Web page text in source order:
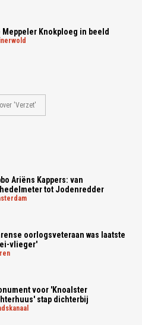
Meppeler Knokploeg in beeld
'Verzet'
Ariëns Kappers: van
tot Jodenredder
oorlogsveteraan was laatste
vlieger'
voor 'Knoalster
stap dichterbij